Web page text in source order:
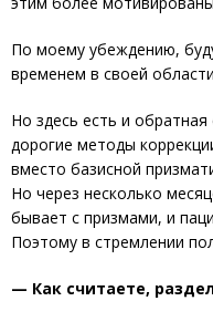
По моему убеждению,
временем в своей
Но здесь есть и
дорогие методы
вместо базисной
Но через несколько
бывает с призмами, и
Поэтому в стремлении
— Как считаете,